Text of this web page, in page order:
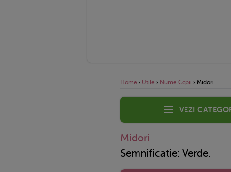
Home › Utile › Nume Copii › Midori
Vezi
Midori
Semnificatie: Verde.